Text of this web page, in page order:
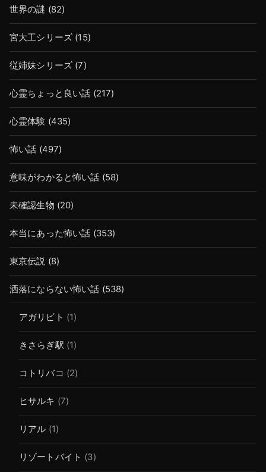
世界の謎 (82)
宮大工シリーズ (15)
従姉妹シリーズ (7)
心霊ちょっと良い話 (217)
心霊体験 (435)
怖い話 (497)
意味がわかると怖い話 (58)
未確認生物 (20)
本当にあった怖い話 (353)
東京伝説 (8)
洒落にならない怖い話 (538)
アガリビト (1)
きさらぎ駅 (1)
コトリバコ (2)
ヒサルキ (7)
リアル (1)
リゾートバイト (3)